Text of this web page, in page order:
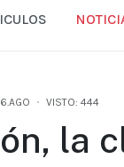
VISTO: 444
la